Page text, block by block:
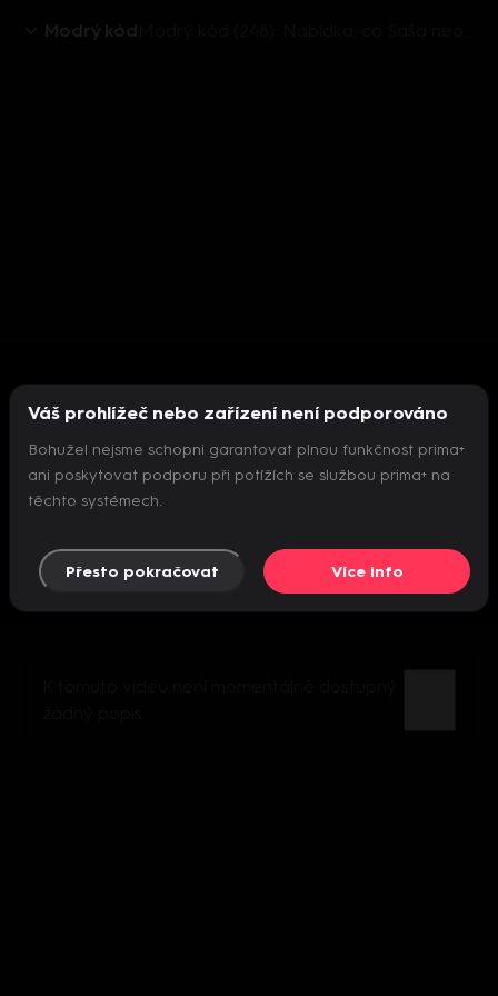
Modrý kód
Nepodařilo se inicializovat přehrávač
Váš prohlížeč nebo zařízení není podporováno
Bohužel nejsme schopni garantovat plnou funkčnost prima+
ani poskytovat podporu při potížích se službou prima+ na
těchto systémech.
Přesto pokračovat Více info